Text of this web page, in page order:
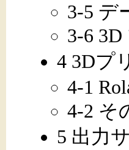
3-5 デ
3-6
4 3Dプ
4-1
4-2 そ
5 出力